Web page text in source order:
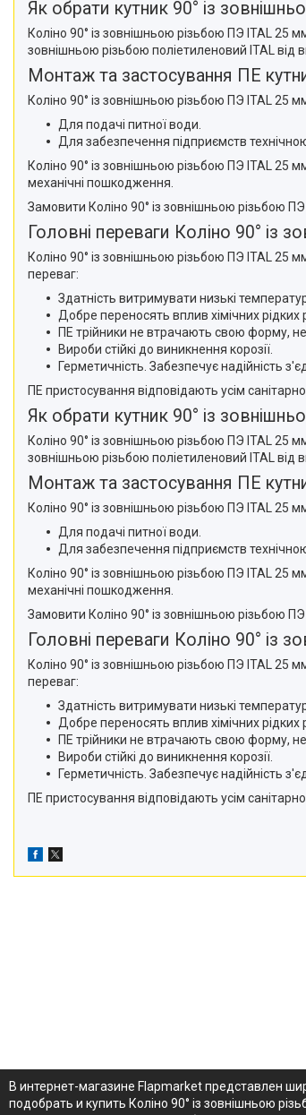
Як обрати кутник 90° із
Коліно 90° із зовнішньою різьбою ПЭ ITAL 25
зовнішньою різьбою поліетиленовий ITAL
Монтаж та застосування ПЕ
Коліно 90° із зовнішньою різьбою ПЭ ITAL 25
Для подачі питної води.
Для забезпечення підприємств
Коліно 90° із зовнішньою різьбою ПЭ ITAL 25
механічні пошкодження.
Замовити Коліно 90° із зовнішньою різьбою
Головні переваги Коліно 90°
Коліно 90° із зовнішньою різьбою ПЭ ITAL 25
переваг:
Здатність витримувати низькі
Добре переносять вплив хімічних
ПЕ трійники не втрачають свою форму,
Вироби стійкі до виникнення корозії.
Герметичність. Забезпечує надійність
ПЕ пристосування відповідають усім
Як обрати кутник 90° із
Коліно 90° із зовнішньою різьбою ПЭ ITAL 25
зовнішньою різьбою поліетиленовий ITAL
Монтаж та застосування ПЕ
Коліно 90° із зовнішньою різьбою ПЭ ITAL 25
Для подачі питної води.
Для забезпечення підприємств
Коліно 90° із зовнішньою різьбою ПЭ ITAL 25
механічні пошкодження.
Замовити Коліно 90° із зовнішньою різьбою
Головні переваги Коліно 90°
Коліно 90° із зовнішньою різьбою ПЭ ITAL 25
переваг:
Здатність витримувати низькі
Добре переносять вплив хімічних
ПЕ трійники не втрачають свою форму,
Вироби стійкі до виникнення корозії.
Герметичність. Забезпечує надійність
ПЕ пристосування відповідають усім
В интернет-магазине Flapmarket представлен
подобрать и купить Коліно 90° із зовнішньою